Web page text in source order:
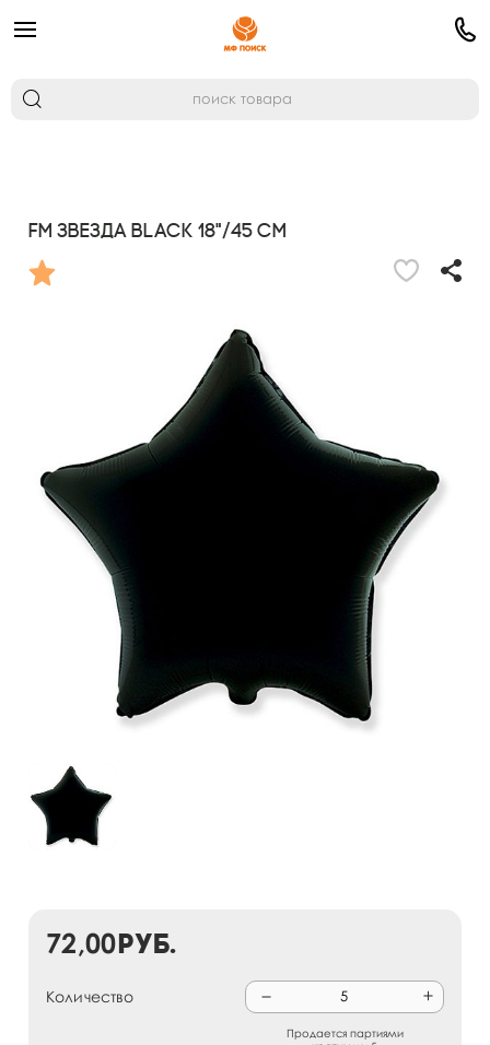
FM Звезда BLACK 18"/45 см
72,00руб.
Количество
Продается партиями